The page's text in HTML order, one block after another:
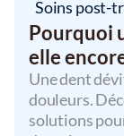
Pourquoi
elle
Soins post-
Une dent
douleurs.
solutions